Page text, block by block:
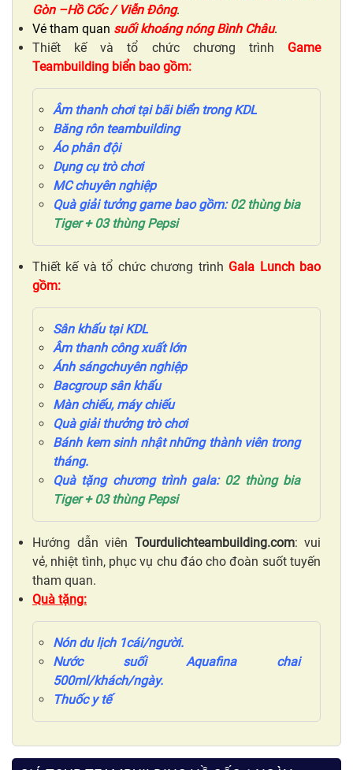
Gòn –Hồ Cốc / Viễn Đông.
Vé tham quan suối khoáng nóng Bình Châu.
Thiết kế và tổ chức chương trình Game
Teambuilding biển bao gồm:
Âm thanh chơi tại bãi biểntrong KDL
Băng rôn teambuilding
Áo phân đội
Dụng cụ trò chơi
MCchuyên nghiệp
Quà giải tưởng game bao gồm:02thùng bia
Tiger+ 03 thùng Pepsi
Thiết kế và tổ chức chương trình Gala Lunch bao
gồm:
Sân khấutại KDL
Âm thanh công xuất lớn
Ánh sángchuyên nghiệp
Bacgroup sân khấu
Màn chiếu, máy chiếu
Quà giải thưởng trò chơi
Bánh kem sinh nhật những thành viên trong
tháng.
Quà tặng chương trình gala: 02thùng bia
Tiger+ 03 thùng Pepsi
Hướng dẫn viên Tourdulichteambuilding.com: vui
vẻ, nhiệt tình, phục vụ chu đáo cho đoàn suốt tuyến
tham quan.
Quà tặng:
Nón du lịch 1cái/người.
Nước suối Aquafina chai
500ml/khách/ngày.
Thuốc y tế